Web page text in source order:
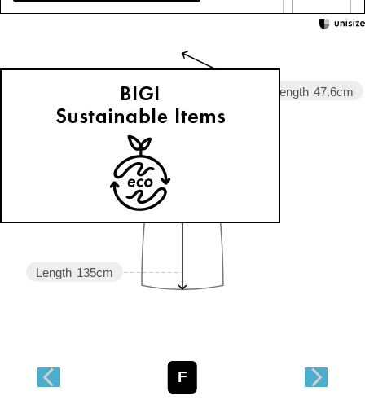
Sleeve length 47.6cm
Length 135cm
Width 62cm
F